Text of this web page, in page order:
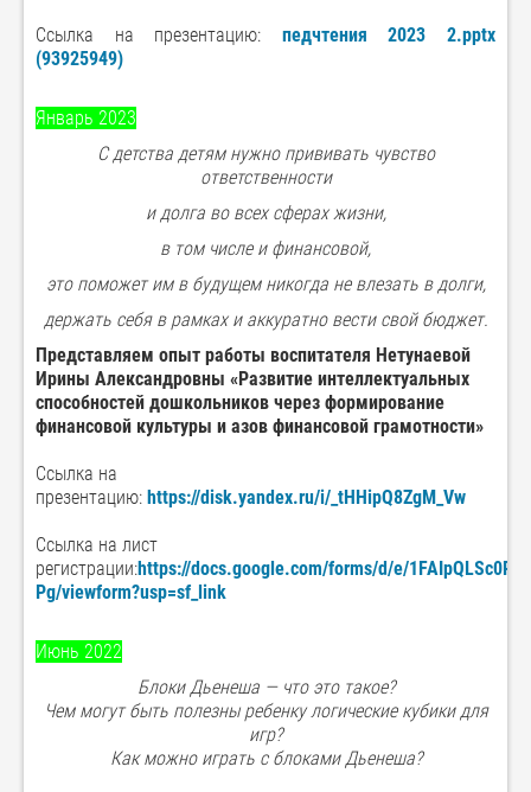
Ссылка на презентацию: педчтения 2023 2.pptx
(93925949)
Январь 2023
С детства детям нужно прививать чувство
ответственности
и долга во всех сферах жизни,
в том числе и финансовой,
это поможет им в будущем никогда не влезать в долги,
держать себя в рамках и аккуратно вести свой бюджет.
Представляем опыт работы воспитателя Нетунаевой
Ирины Александровны «Развитие интеллектуальных
способностей дошкольников через формирование
финансовой культуры и азов финансовой грамотности»
Ссылка на
презентацию: https://disk.yandex.ru/i/_tHHipQ8ZgM_Vw
Ссылка на лист
регистрации:https://docs.google.com/forms/d/e/
Pg/viewform?usp=sf_link
Июнь 2022
Блоки Дьенеша — что это такое?
Чем могут быть полезны ребенку логические кубики для
игр?
Как можно играть с блоками Дьенеша?